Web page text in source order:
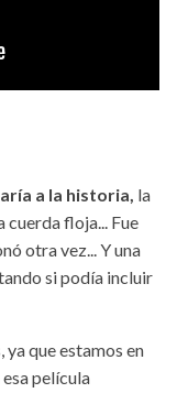
a la historia, la
cuerda floja... Fue
otra vez... Y una
si podía incluir
que estamos en
película